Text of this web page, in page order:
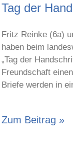
Tag der
Fritz Reinke (6a)
haben beim
„Tag der
Freundschaft
Briefe werden in
Zum Beitrag »